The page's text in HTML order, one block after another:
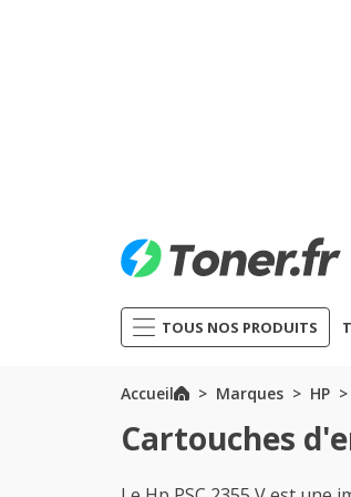
TOUS NOS PRODUITS
Accueil Marques HP
Cartouches